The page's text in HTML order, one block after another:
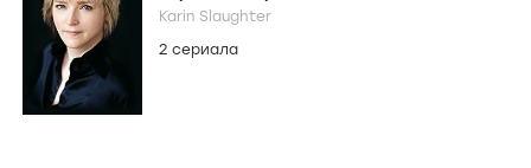
Karin Slaughter
2 сериала